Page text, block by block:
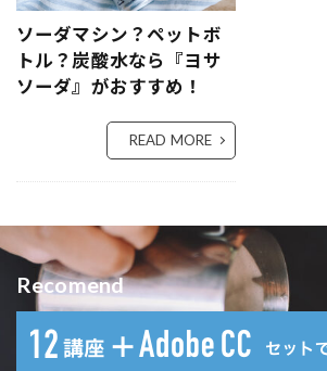
ソーダマシン？ペットボ
トル？炭酸水なら『ヨサ
ソーダ』がおすすめ！
READ MORE
Recomend